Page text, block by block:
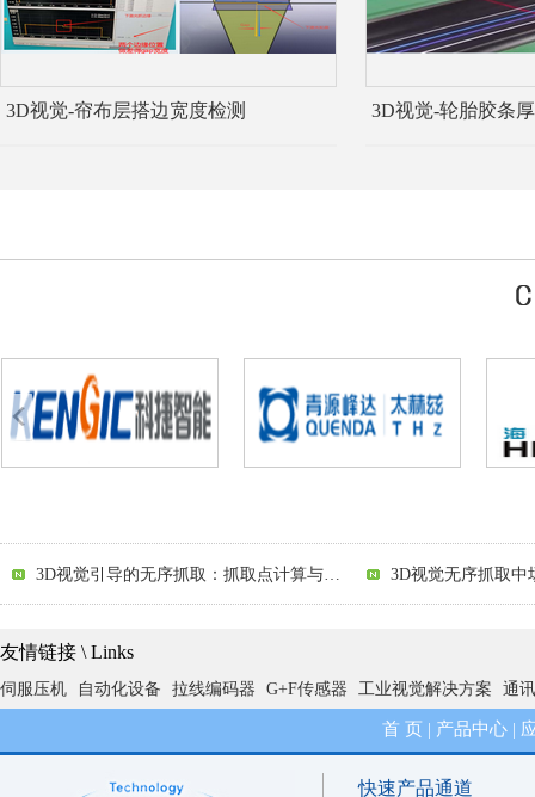
3D视觉-帘布层搭边宽度检测 3D视觉-轮胎胶条
3D视觉引导的无序抓取：抓取点计算与规划的技术挑战解析
2D视觉引导中打光策略的陷阱解析：从照亮到引导的跨越 3D视觉引导：开启
友情链接 \ Links
伺服压机 自动化设备 拉线编码器 G+F传感器 工业视觉解决方案 通
首 页 产品中心|
快速产品通道